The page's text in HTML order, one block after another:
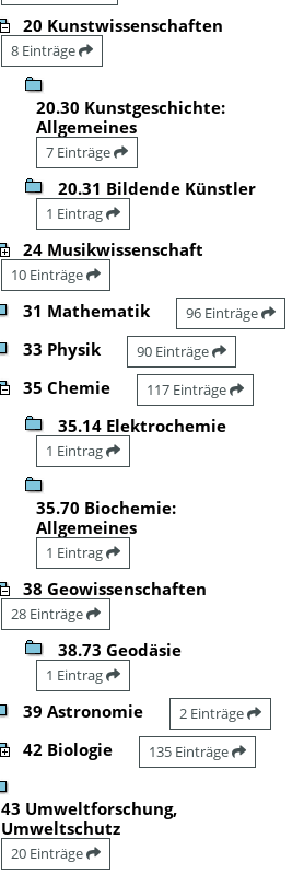
20 Kunstwissenschaften
8 Einträge
20.30 Kunstgeschichte:
Allgemeines
7 Einträge
20.31 Bildende Künstler
1 Eintrag
24 Musikwissenschaft
10 Einträge
31 Mathematik 96 Einträge
33 Physik 90 Einträge
35 Chemie 117 Einträge
35.14 Elektrochemie
1 Eintrag
35.70 Biochemie:
Allgemeines
1 Eintrag
38 Geowissenschaften
28 Einträge
38.73 Geodäsie
1 Eintrag
39 Astronomie 2 Einträge
42 Biologie 135 Einträge
43 Umweltforschung,
Umweltschutz
20 Einträge